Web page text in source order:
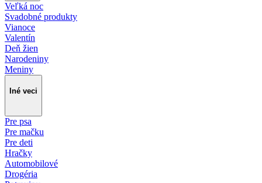
Veľká noc
Svadobné produkty
Vianoce
Valentín
Deň žien
Narodeniny
Meniny
Iné veci
Pre psa
Pre mačku
Pre deti
Hračky
Automobilové
Drogéria